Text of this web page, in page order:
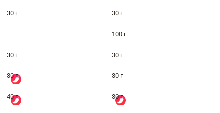
30 г 30 г
100 г
30 г 30 г
30 г 30 г
40 г 30 г